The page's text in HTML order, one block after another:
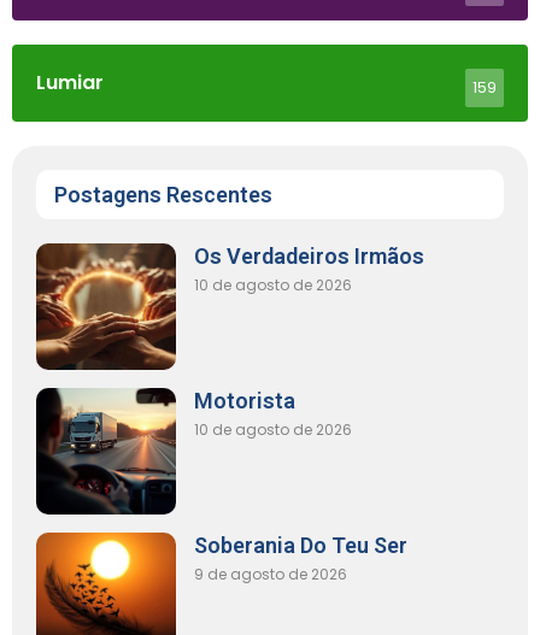
Lumiar 159
Postagens Rescentes
Os Verdadeiros Irmãos
10 de agosto de 2026
Motorista
10 de agosto de 2026
Soberania Do Teu Ser
9 de agosto de 2026